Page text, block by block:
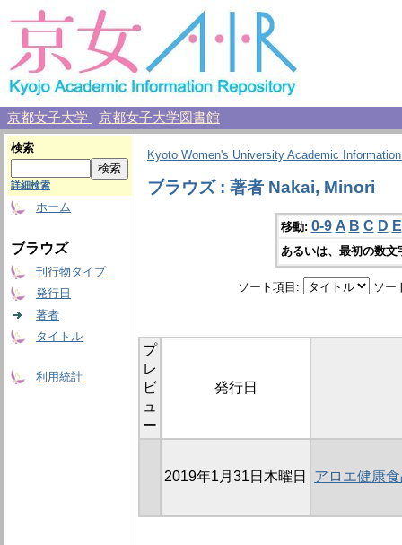
京都女子大学 京都女子大学図書館
検索
詳細検索
ホーム
ブラウズ
刊行物タイプ
発行日
著者
タイトル
利用統計
Kyoto Women's University Academic
ブラウズ : 著者 Nakai, Minori
移動: 0-9 A B C D E
あるいは、最初の数
ソート項目: ソー
プ
レ
ビ
ュ
ー
発行日
2019年1月31日木曜日 アロエ健康